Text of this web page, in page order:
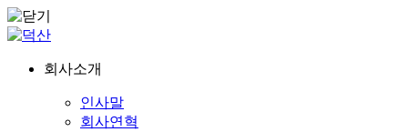
회사소개
인사말
회사연혁